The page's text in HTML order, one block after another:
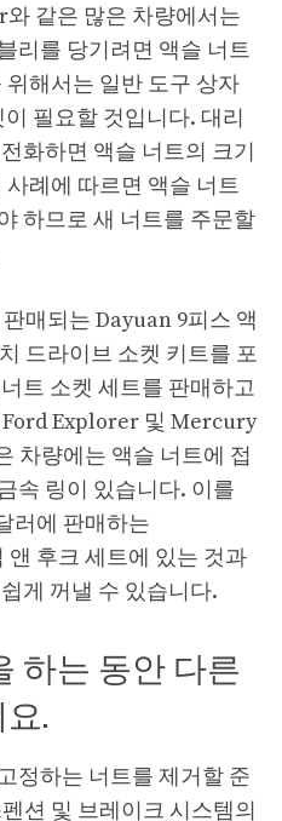
와 같은 많은 차량에서는
리를 당기려면 액슬 너트
해서는 일반 도구 상자
필요할 것입니다. 대리
화하면 액슬 너트의 크기
례에 따르면 액슬 너트
하므로 새 너트를 주문할
매되는 Dayuan 9피스 액
드라이브 소켓 키트를 포
트 소켓 세트를 판매하고
Ford Explorer 및 Mercury
차량에는 액슬 너트에 접
속 링이 있습니다. 이를
러에 판매하는
후크 세트에 있는 것과
게 꺼낼 수 있습니다.
하는 동안 다른
.
정하는 너트를 제거할 준
션 및 브레이크 시스템의